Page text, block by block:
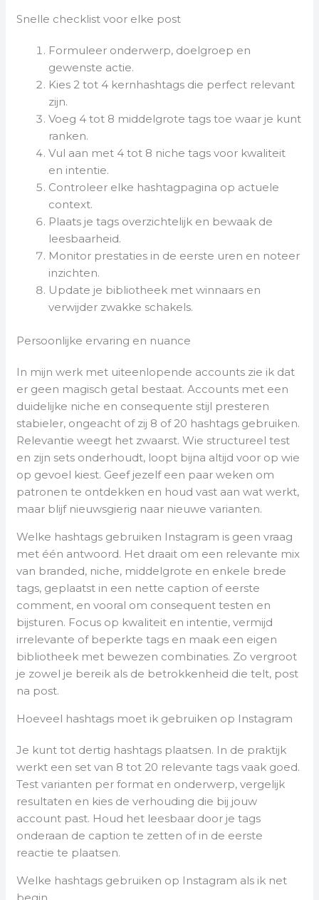
Snelle checklist voor elke post
Formuleer onderwerp, doelgroep en
gewenste actie.
Kies 2 tot 4 kernhashtags die perfect relevant
zijn.
Voeg 4 tot 8 middelgrote tags toe waar je kunt
ranken.
Vul aan met 4 tot 8 niche tags voor kwaliteit
en intentie.
Controleer elke hashtagpagina op actuele
context.
Plaats je tags overzichtelijk en bewaak de
leesbaarheid.
Monitor prestaties in de eerste uren en noteer
inzichten.
Update je bibliotheek met winnaars en
verwijder zwakke schakels.
Persoonlijke ervaring en nuance
In mijn werk met uiteenlopende accounts zie ik dat
er geen magisch getal bestaat. Accounts met een
duidelijke niche en consequente stijl presteren
stabieler, ongeacht of zij 8 of 20 hashtags gebruiken.
Relevantie weegt het zwaarst. Wie structureel test
en zijn sets onderhoudt, loopt bijna altijd voor op wie
op gevoel kiest. Geef jezelf een paar weken om
patronen te ontdekken en houd vast aan wat werkt,
maar blijf nieuwsgierig naar nieuwe varianten.
Welke hashtags gebruiken Instagram is geen vraag
met één antwoord. Het draait om een relevante mix
van branded, niche, middelgrote en enkele brede
tags, geplaatst in een nette caption of eerste
comment, en vooral om consequent testen en
bijsturen. Focus op kwaliteit en intentie, vermijd
irrelevante of beperkte tags en maak een eigen
bibliotheek met bewezen combinaties. Zo vergroot
je zowel je bereik als de betrokkenheid die telt, post
na post.
Hoeveel hashtags moet ik gebruiken op Instagram
Je kunt tot dertig hashtags plaatsen. In de praktijk
werkt een set van 8 tot 20 relevante tags vaak goed.
Test varianten per format en onderwerp, vergelijk
resultaten en kies de verhouding die bij jouw
account past. Houd het leesbaar door je tags
onderaan de caption te zetten of in de eerste
reactie te plaatsen.
Welke hashtags gebruiken op Instagram als ik net